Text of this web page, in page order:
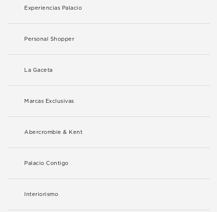
Experiencias Palacio
Personal Shopper
La Gaceta
Marcas Exclusivas
Abercrombie & Kent
Palacio Contigo
Interiorismo